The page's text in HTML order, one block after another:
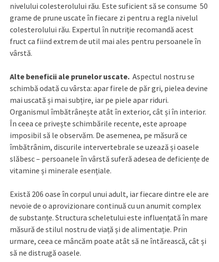
nivelului colesterolului rău. Este suficient să se consume 50
grame de prune uscate în fiecare zi pentru a regla nivelul
colesterolului rău. Expertul în nutriţie recomandă acest
fruct ca fiind extrem de util mai ales pentru persoanele în
vârstă.
Alte beneficii ale prunelor uscate. Aspectul nostru se
schimbă odată cu vârsta: apar firele de păr gri, pielea devine
mai uscată și mai subțire, iar pe piele apar riduri.
Organismul îmbătrânește atât în exterior, cât și în interior.
În ceea ce privește schimbările recente, este aproape
imposibil să le observăm. De asemenea, pe măsură ce
îmbătrânim, discurile intervertebrale se uzează și oasele
slăbesc – persoanele în vârstă suferă adesea de deficiențe de
vitamine și minerale esențiale.
Există 206 oase în corpul unui adult, iar fiecare dintre ele are
nevoie de o aprovizionare continuă cu un anumit complex
de substanțe. Structura scheletului este influențată în mare
măsură de stilul nostru de viață și de alimentație. Prin
urmare, ceea ce mâncăm poate atât să ne întărească, cât și
să ne distrugă oasele.